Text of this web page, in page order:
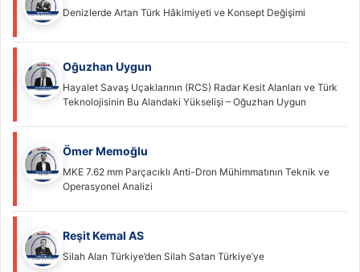
Denizlerde Artan Türk Hâkimiyeti ve Konsept Değişimi
Oğuzhan Uygun
Hayalet Savaş Uçaklarının (RCS) Radar Kesit Alanları ve Türk
Teknolojisinin Bu Alandaki Yükselişi – Oğuzhan Uygun
Ömer Memoğlu
MKE 7.62 mm Parçacıklı Anti-Dron Mühimmatının Teknik ve
Operasyonel Analizi
Reşit Kemal AS
Silah Alan Türkiye’den Silah Satan Türkiye’ye